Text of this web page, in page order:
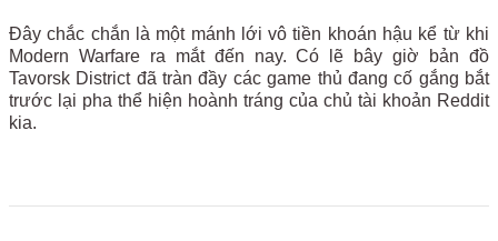
Đây chắc chắn là một mánh lới vô tiền khoán hậu kể từ khi
Modern Warfare ra mắt đến nay. Có lẽ bây giờ bản đồ
Tavorsk District đã tràn đầy các game thủ đang cố gắng bắt
trước lại pha thể hiện hoành tráng của chủ tài khoản Reddit
kia.